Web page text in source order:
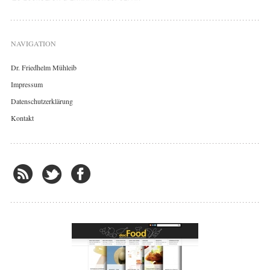
NAVIGATION
Dr. Friedhelm Mühleib
Impressum
Datenschutzerklärung
Kontakt